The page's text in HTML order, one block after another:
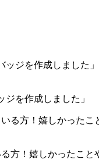
ジを作成しました」
方！嬉しかったこと